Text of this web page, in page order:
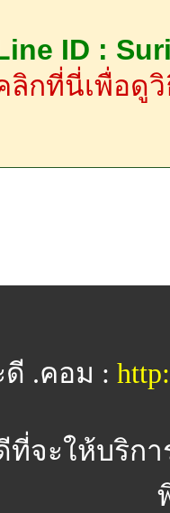
ID :
ลิกที่นี่เพื่อดูวิ
.คอม :
ที่จะให้บริก